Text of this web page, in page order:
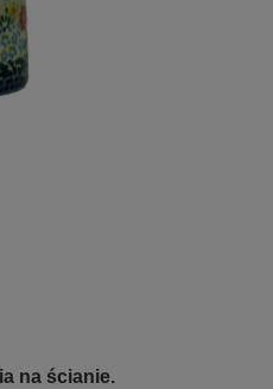
na ścianie.